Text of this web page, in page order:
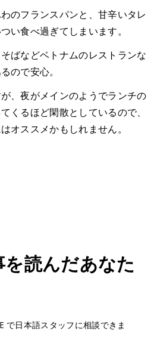
のフランスパンと、甘辛いタレ
い食べ過ぎてしまいます。
ばなどベトナムのレストランな
ので安心。
、夜がメインのようでランチの
くるほど閑散としているので、
オススメかもしれません。
を読んだあなた
で日本語スタッフに相談できま